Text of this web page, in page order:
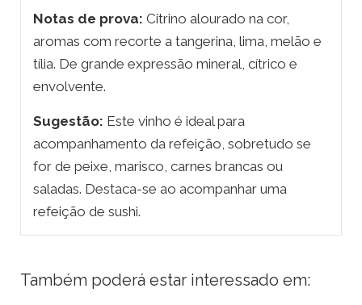
Notas de prova: Citrino alourado na cor,
aromas com recorte a tangerina, lima, melão e
tília. De grande expressão mineral, cítrico e
envolvente.
Sugestão: Este vinho é ideal para
acompanhamento da refeição, sobretudo se
for de peixe, marisco, carnes brancas ou
saladas. Destaca-se ao acompanhar uma
refeição de sushi.
Também poderá estar interessado em: